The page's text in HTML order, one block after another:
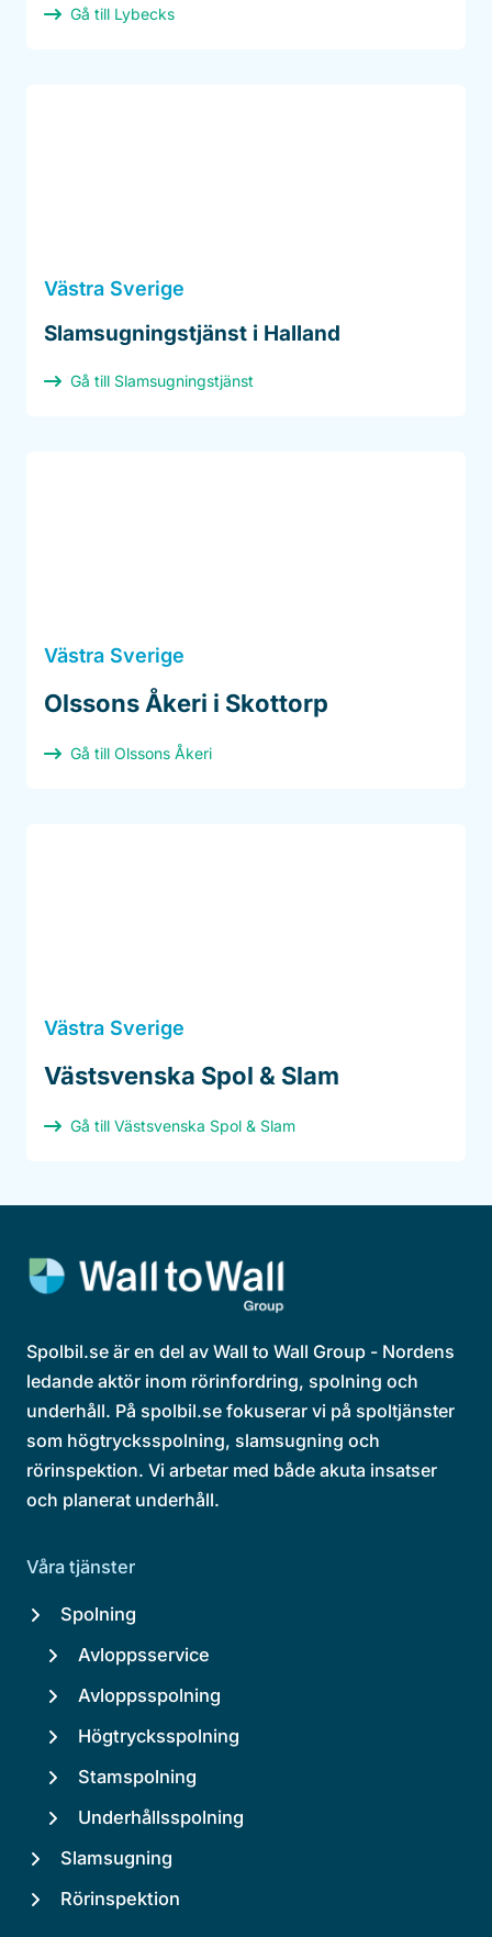
Gå till Lybecks
Västra Sverige
Slamsugningstjänst i Halland
Gå till Slamsugningstjänst
Västra Sverige
Olssons Åkeri i Skottorp
Gå till Olssons Åkeri
Västra Sverige
Västsvenska Spol & Slam
Gå till Västsvenska Spol & Slam
Spolbil.se är en del av Wall to Wall Group - Nordens
ledande aktör inom rörinfordring, spolning och
underhåll. På spolbil.se fokuserar vi på spoltjänster
som högtrycksspolning, slamsugning och
rörinspektion. Vi arbetar med både akuta insatser
och planerat underhåll.
Våra tjänster
Spolning
Avloppsservice
Avloppsspolning
Högtrycksspolning
Stamspolning
Underhållsspolning
Slamsugning
Rörinspektion